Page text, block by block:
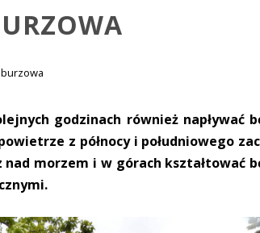
godzinach również napływać
z północy i południowego
morzem i w górach kształtować